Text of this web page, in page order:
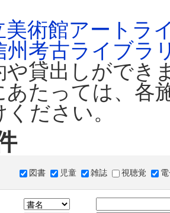
美術館アートラ
州考古ライブラ
や貸出しができ
あたっては、各
ださい。
図書 児童 雑誌 視聴覚